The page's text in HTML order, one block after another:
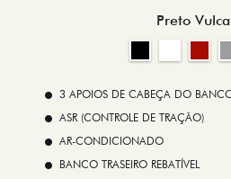
Preto
3 APOIOS DE CABEÇA DO BANCO
ASR (CONTROLE DE TRAÇÃO)
AR-CONDICIONADO
BANCO TRASEIRO REBATÍVEL